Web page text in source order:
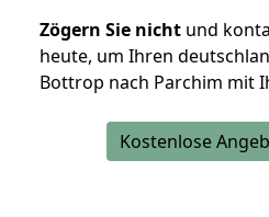
Zögern Sie nicht und
heute, um Ihren
Bottrop nach Parchim mit
Kostenlose